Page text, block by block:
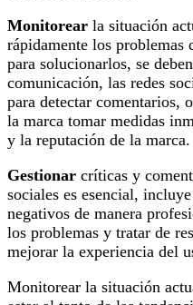
Monitorear la situación
rápidamente los problemas
para solucionarlos, se
comunicación, las redes
para detectar comentarios,
la marca tomar medidas
y la reputación de la marca.
Gestionar críticas y
sociales es esencial,
negativos de manera
los problemas y tratar de
mejorar la experiencia del
Monitorear la situación